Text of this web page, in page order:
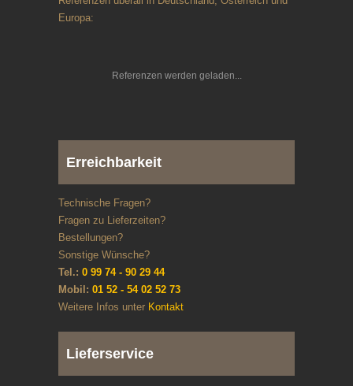
Europa:
Referenzen werden geladen
Erreichbarkeit
Technische Fragen?
Fragen zu Lieferzeiten?
Bestellungen?
Sonstige Wünsche?
Tel.: 0 99 74 - 90 29 44
Mobil: 01 52 - 54 02 52 73
Weitere Infos unter Kontakt
Lieferservice